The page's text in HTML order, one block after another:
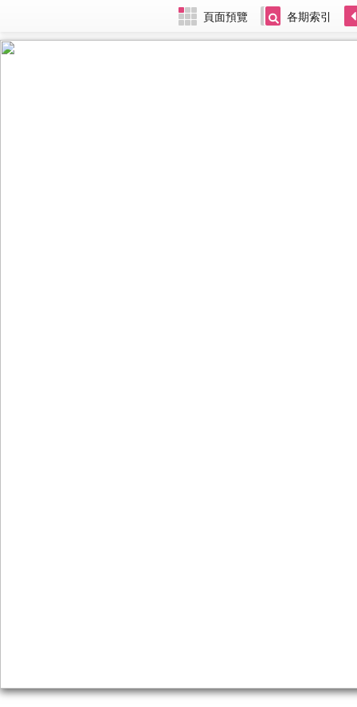
頁面預覽 各期索引